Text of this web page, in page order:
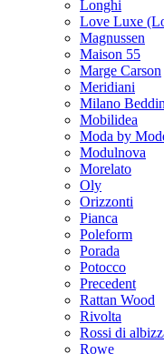
Longhi
Love Luxe
Magnussen
Maison 55
Marge Carson
Meridiani
Milano
Mobilidea
Moda by
Modulnova
Morelato
Oly
Orizzonti
Pianca
Poleform
Porada
Potocco
Precedent
Rattan Wood
Rivolta
Rossi di
Rowe